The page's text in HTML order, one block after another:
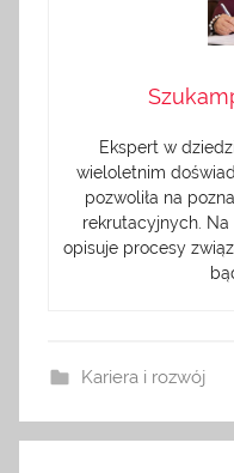
Ekspert w
wieloletnim
pozwoliła na
rekrutacyjnych.
opisuje procesy
Kariera i rozwój